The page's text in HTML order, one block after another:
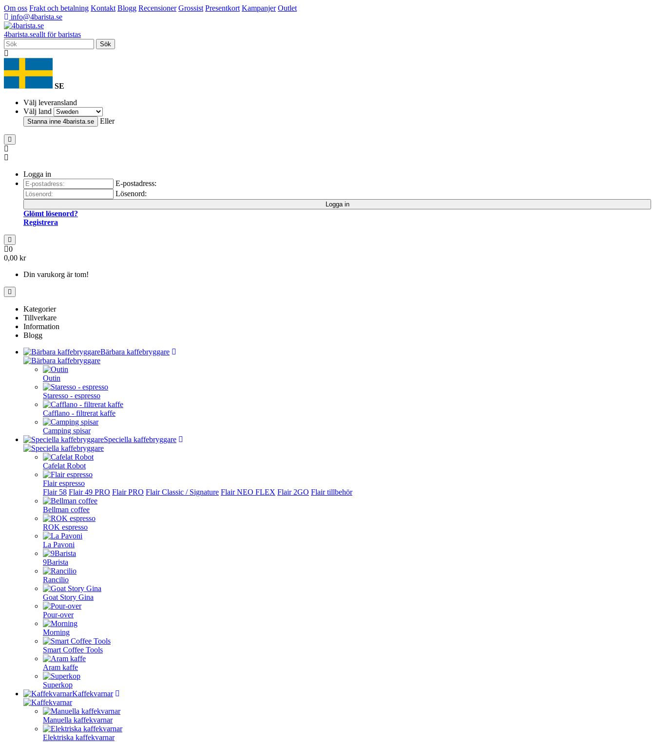
Om oss Frakt och betalning Kontakt Blogg Recensioner Grossist Presentkort Kampanjer Outlet
info@4barista.se
4barista.seallt för baristas
Sök
SE
Välj leveransland
Välj land
Stanna inne 4barista.se Eller
Logga in
E-postadress:
Lösenord:
Logga in
Glömt lösenord?
Registrera
0
0,00 kr
Din varukorg är tom!
Kategorier
Tillverkare
Information
Blogg
Bärbara kaffebryggare
Outin
Staresso - espresso
Cafflano - filtrerat kaffe
Camping spisar
Speciella kaffebryggare
Cafelat Robot
Flair espresso
Flair 58 Flair 49 PRO Flair PRO Flair Classic / Signature Flair NEO FLEX Flair 2GO Flair tillbehör
Bellman coffee
ROK espresso
La Pavoni
9Barista
Rancilio
Goat Story Gina
Pour-over
Morning
Smart Coffee Tools
Aram kaffe
Superkop
Kaffekvarnar
Manuella kaffekvarnar
Elektriska kaffekvarnar